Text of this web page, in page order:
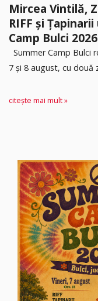
Mircea Vintilă,
RIFF și
Camp Bulci 2026
Summer Camp Bulci
7 și 8 august, cu două
citește mai mult »